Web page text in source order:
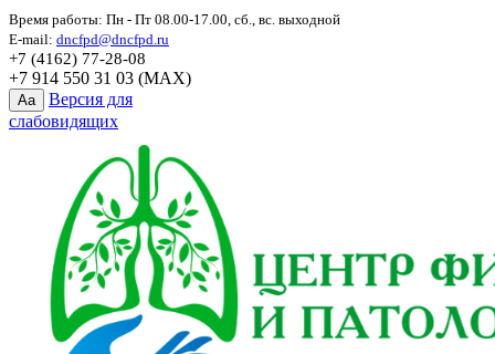
Время работы: Пн - Пт 08.00-17.00, сб., вс. выходной
E-mail: dncfpd@dncfpd.ru
+7 (4162) 77-28-08
+7 914 550 31 03 (MAX)
Aa
Версия для
слабовидящих